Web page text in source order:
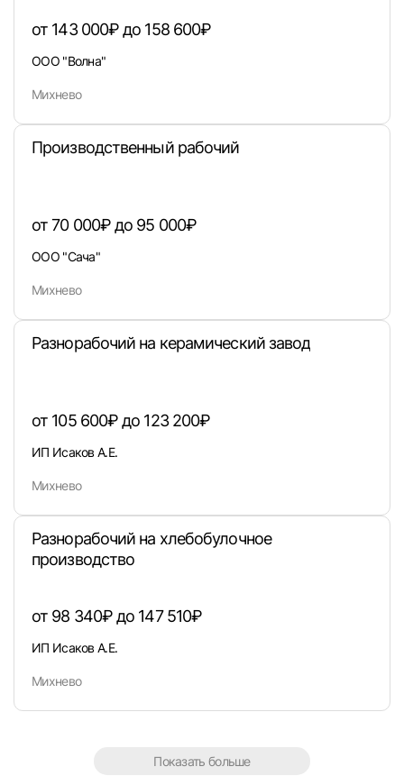
вакансии с контактами и оставлять отклики
или любым удобным способом
Вход по коду
от 143 000₽ до 158 600₽
ООО "Волна"
Михнево
Производственный рабочий
от 70 000₽ до 95 000₽
ООО "Сача"
Михнево
Разнорабочий на керамический завод
от 105 600₽ до 123 200₽
ИП Исаков А.Е.
Михнево
Разнорабочий на хлебобулочное
производство
от 98 340₽ до 147 510₽
ИП Исаков А.Е.
Михнево
Показать больше